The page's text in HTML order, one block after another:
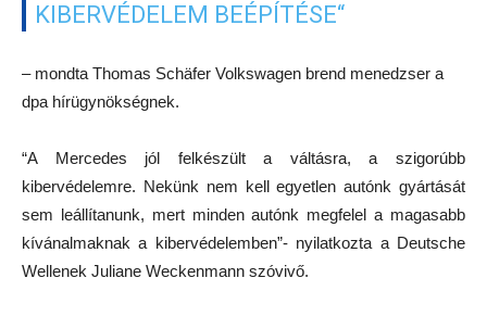
KIBERVÉDELEM BEÉPÍTÉSE“
– mondta Thomas Schäfer Volkswagen brend menedzser a
dpa hírügynökségnek.
“A Mercedes jól felkészült a váltásra, a szigorúbb
kibervédelemre. Nekünk nem kell egyetlen autónk gyártását
sem leállítanunk, mert minden autónk megfelel a magasabb
kívánalmaknak a kibervédelemben”- nyilatkozta a Deutsche
Wellenek Juliane Weckenmann szóvivő.